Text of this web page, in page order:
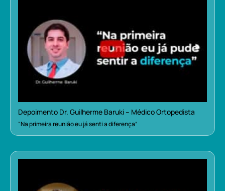
Depoimento Dr. Guilherme Baruki – Médico Ortopedista
“Na primeira reunião eu já senti a diferença”